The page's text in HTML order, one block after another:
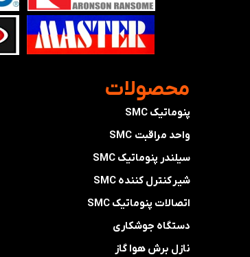
​محصولات
پنوماتیک SMC
واحد مراقبت SMC
سیلندر پنوماتیک SMC
شیر کنترل کننده SMC
اتصالات پنوماتیک SMC
دستگاه جوشکاری
نازل برش هوا گاز